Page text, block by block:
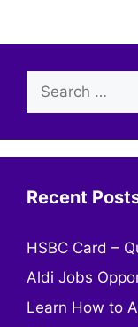
for:
Recent
HSBC Card –
Aldi Jobs
Learn How to